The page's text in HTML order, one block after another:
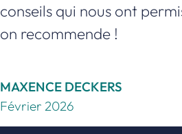
Février 2026
conseils qui nous ont
on recommende !
MAXENCE DECKERS
Février 2026
SARAH SIMON
Janvier 2026